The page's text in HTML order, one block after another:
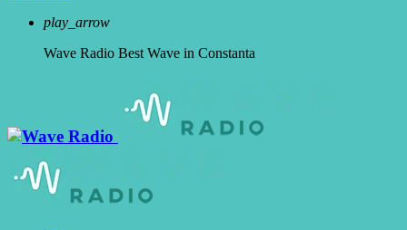
play_arrow
Wave Radio Best Wave in Constanta